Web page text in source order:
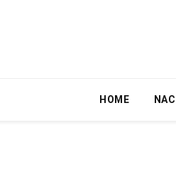
HOME